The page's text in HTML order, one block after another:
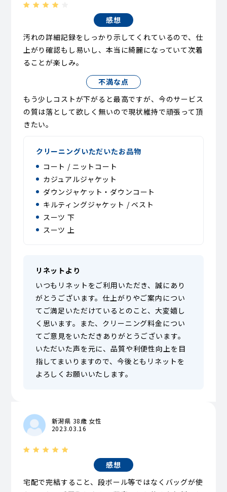
感想
汚れの詳細記録をしっかり示してくれているので、仕
上がり確認もし易いし、本当に綺麗になっていて次着
ることが楽しみ。
不満な点
もう少しコストが下がると最高ですが、今のサービス
の質は落として欲しく無いので現状維持で頑張って頂
きたい。
クリーニングいただいたお品物
コート / ニットコート
カジュアルジャケット
ダウンジャケット・ダウンコート
キルティングジャケット / ベスト
スーツ 下
スーツ 上
リネットより
いつもリネットをご利用いただき、誠にあり
がとうございます。仕上がりやご案内につい
てご満足いただけているとのこと、大変嬉し
く思います。また、クリーニング料金につい
てご意見をいただきありがとうございます。
いただいた声を元に、品質や利便性向上を目
指してまいりますので、今後ともリネットを
よろしくお願いいたします。
新潟県 38歳 女性
2023.03.16
感想
宅配で完結すること、段ボール等ではなくバッグが使